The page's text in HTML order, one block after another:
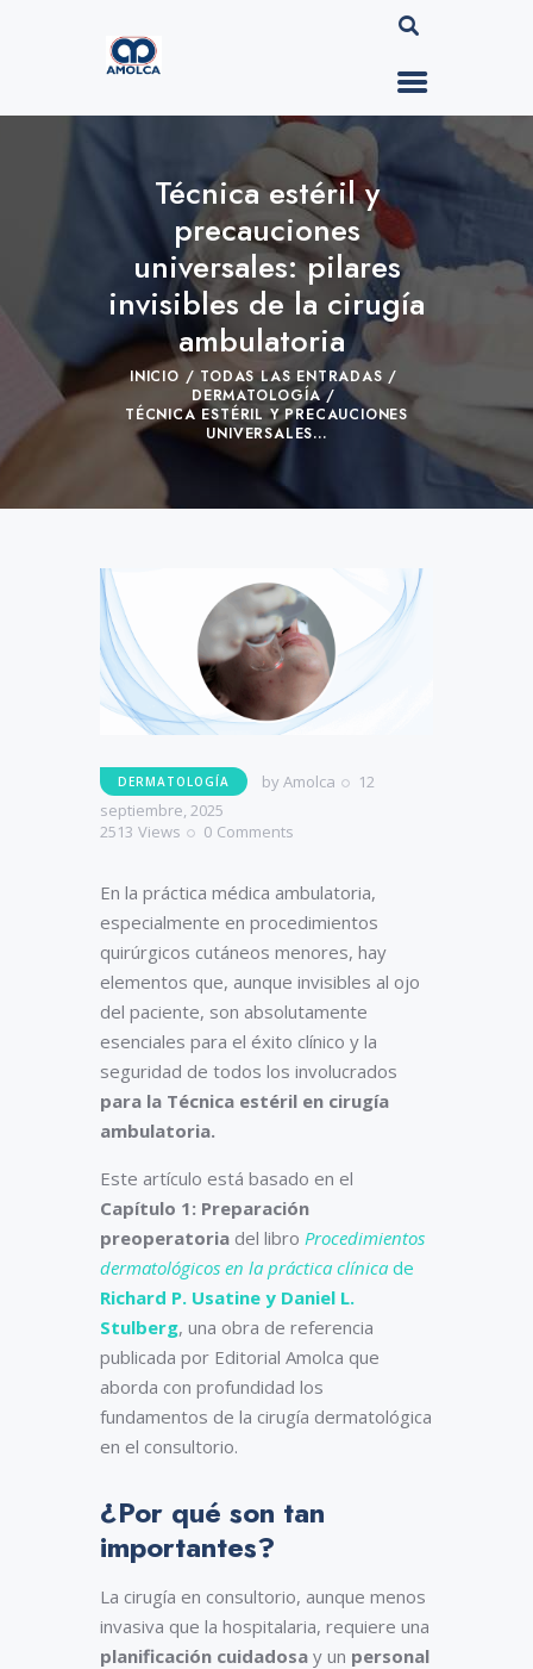
Técnica estéril y
precauciones
universales: pilares
invisibles de la cirugía
ambulatoria
INICIO
TODAS LAS ENTRADAS
DERMATOLOGÍA
TÉCNICA ESTÉRIL Y PRECAUCIONES
UNIVERSALES...
DERMATOLOGÍA byAmolca
12
septiembre, 2025
2513 Views 0 Comments
En la práctica médica ambulatoria,
especialmente en procedimientos
quirúrgicos cutáneos menores, hay
elementos que, aunque invisibles al ojo
del paciente, son absolutamente
esenciales para el éxito clínico y la
seguridad de todos los involucrados
para la Técnica estéril en cirugía
ambulatoria.
Este artículo está basado en el
Capítulo 1: Preparación
preoperatoria del libro Procedimientos
dermatológicos en la práctica clínica de
Richard P. Usatine y Daniel L.
Stulberg, una obra de referencia
publicada por Editorial Amolca que
aborda con profundidad los
fundamentos de la cirugía dermatológica
en el consultorio.
¿Por qué son tan
importantes?
La cirugía en consultorio, aunque menos
invasiva que la hospitalaria, requiere una
planificación cuidadosa y un personal